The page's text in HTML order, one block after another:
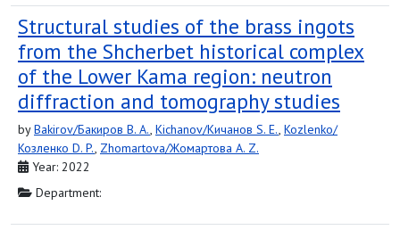
Structural studies of the brass ingots
from the Shcherbet historical complex
of the Lower Kama region: neutron
diffraction and tomography studies
byBakirov/Бакиров B. A., Kichanov/Кичанов S. E., Kozlenko/
Козленко D. P., Zhomartova/Жомартова A. Z.
Year: 2022
Department: